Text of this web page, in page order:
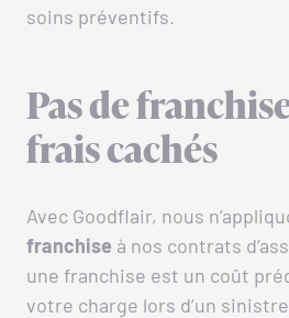
soins préventifs.
Pas de
frais cachés
Avec Goodflair, nous
franchise à nos contrats
une franchise est un coût
votre charge lors d’un